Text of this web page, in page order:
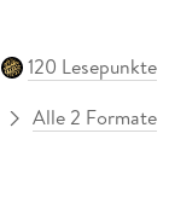
120 Lesepunkte
Alle 2 Formate